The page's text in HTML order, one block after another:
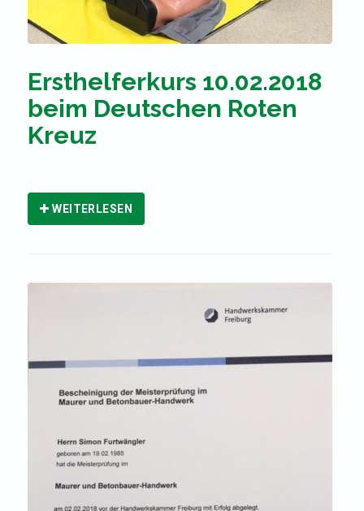
Ersthelferkurs 10.02.2018
beim Deutschen Roten
Kreuz
WEITERLESEN